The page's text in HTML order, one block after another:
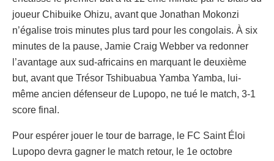
joueur Chibuike Ohizu, avant que Jonathan Mokonzi
n’égalise trois minutes plus tard pour les congolais. À six
minutes de la pause, Jamie Craig Webber va redonner
l’avantage aux sud-africains en marquant le deuxième
but, avant que Trésor Tshibuabua Yamba Yamba, lui-
même ancien défenseur de Lupopo, ne tué le match, 3-1
score final.
Pour espérer jouer le tour de barrage, le FC Saint Éloi
Lupopo devra gagner le match retour, le 1e octobre